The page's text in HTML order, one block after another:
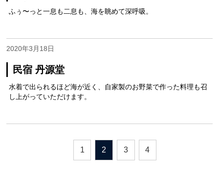
ふぅ〜っと一息も二息も、海を眺めて深呼吸。
民宿 丹源堂
2020年3月18日
水着で出られるほど海が近く、自家製のお野菜で作った料理も召
し上がっていただけます。
1 2 3 4